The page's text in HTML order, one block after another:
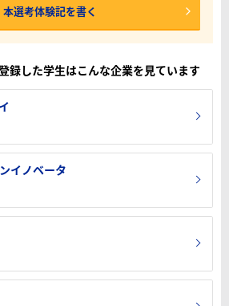
本選考体験記を書く
録した学生はこんな企業を見ています
イノベータ